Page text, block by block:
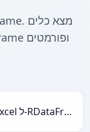
Excel ל-RDataFrame